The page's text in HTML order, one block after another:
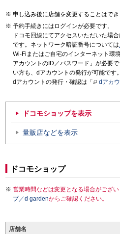
申し込み後に店舗を変更することはでき
予約手続きにはログインが必要です。
ドコモ回線にてアクセスいただいた場
です。ネットワーク暗証番号については
Wi-Fiまたはご自宅のインターネット環
アカウントのID／パスワード」が必要
い方も、dアカウントの発行が可能です。
dアカウントの発行・確認は「
dアカ
ドコモショップを表示
量販店などを表示
ドコモショップ
営業時間などは変更となる場合がござ
プ／d gardenからご確認ください。
店舗名